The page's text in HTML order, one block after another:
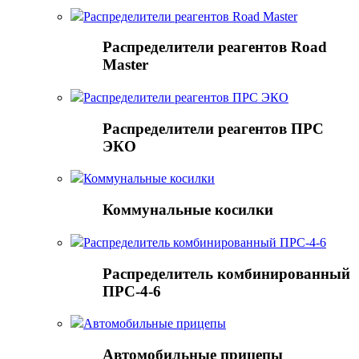
Распределители реагентов Road Master
Распределители реагентов Road
Master
Распределители реагентов ПРС ЭКО
Распределители реагентов ПРС
ЭКО
Коммунальные косилки
Коммунальные косилки
Распределитель комбинированный ПРС-4-6
Распределитель комбинированный
ПРС-4-6
Автомобильные прицепы
Автомобильные прицепы